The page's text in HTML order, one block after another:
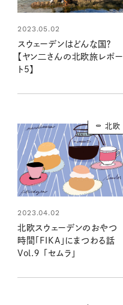
2023.05.02
スウェーデンはどんな国？
【ヤン二さんの北欧旅レポー
ト5】
北欧
2023.04.02
北欧スウェーデンのおやつ
時間「FIKA」にまつわる話
Vol.９ 「セムラ」